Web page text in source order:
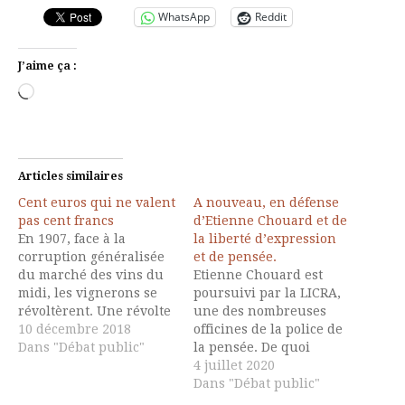
WhatsApp Reddit
J’aime ça :
Chargement…
Articles similaires
Cent euros qui ne valent
pas cent francs
En 1907, face à la
corruption généralisée
du marché des vins du
midi, les vignerons se
révoltèrent. Une révolte
radicale, violente, une
révolte du désespoir. En
10 décembre 2018
Dans "Débat public"
A nouveau, en défense
d’Etienne Chouard et de
la liberté d’expression
et de pensée.
Etienne Chouard est
poursuivi par la LICRA,
une des nombreuses
officines de la police de
la pensée. De quoi
s’agit-il ? Dans un
entretien avec Denis
4 juillet 2020
Dans "Débat public"